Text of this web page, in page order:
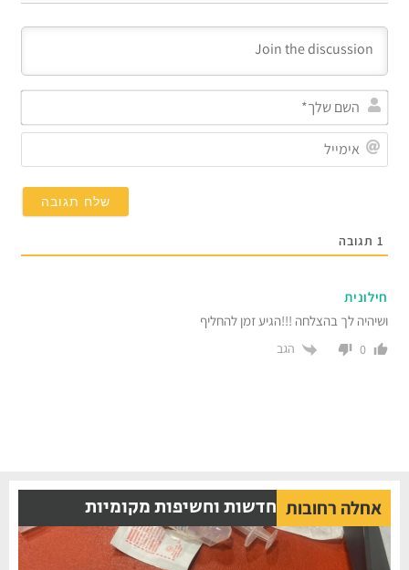
1תגובה
חילונית
ושיהיה לך בהצלחה !!!הגיע זמן להחליף
0 הגב
אחלה רחובות חדשות וחשיפות מקומיות